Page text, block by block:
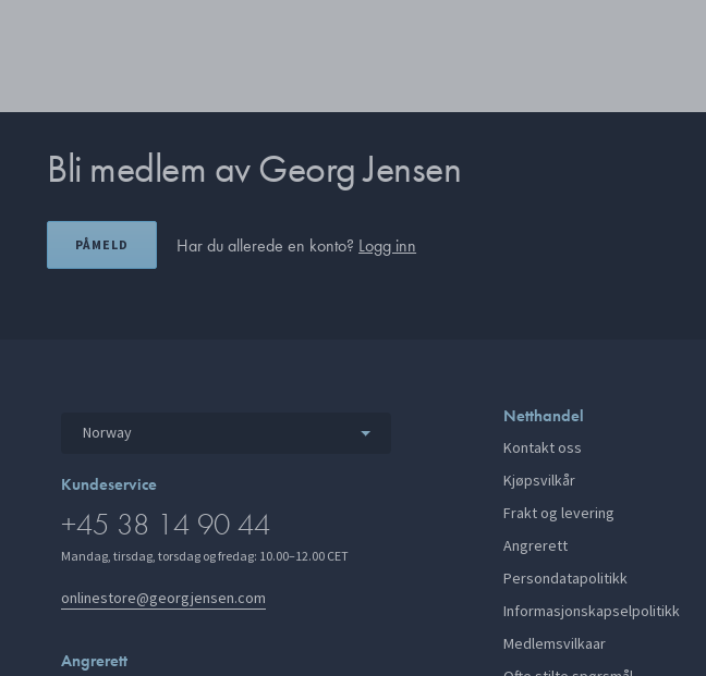
Bli medlem av Georg Jensen
PÅMELD Har du allerede en konto? Logg inn
Norway
Kundeservice
+45 38 14 90 44
Mandag, tirsdag, torsdag og fredag: 10.00–12.00 CET
onlinestore@georgjensen.com
Angrerett
Netthandel
Kontakt oss
Kjøpsvilkår
Frakt og levering
Angrerett
Persondatapolitikk
Informasjonskapselpolitikk
Medlemsvilkaar